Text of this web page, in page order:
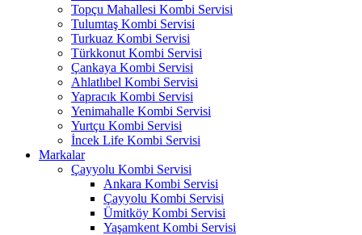
Topçu Mahallesi Kombi Servisi
Tulumtaş Kombi Servisi
Turkuaz Kombi Servisi
Türkkonut Kombi Servisi
Çankaya Kombi Servisi
Ahlatlıbel Kombi Servisi
Yapracık Kombi Servisi
Yenimahalle Kombi Servisi
Yurtçu Kombi Servisi
İncek Life Kombi Servisi
Markalar
Çayyolu Kombi Servisi
Ankara Kombi Servisi
Çayyolu Kombi Servisi
Ümitköy Kombi Servisi
Yaşamkent Kombi Servisi